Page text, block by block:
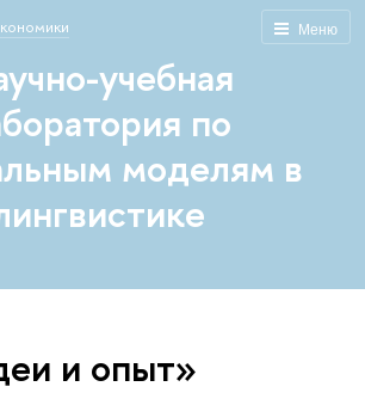
Меню
учебная
по
моделям в
и опыт»